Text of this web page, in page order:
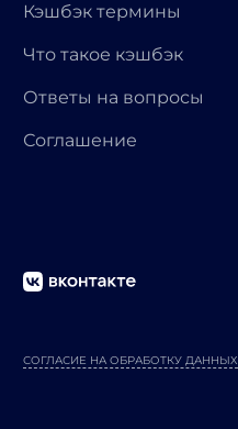
Кэшбэк термины
Что такое кэшбэк
Ответы на вопросы
Соглашение
СОГЛАСИЕ НА ОБРАБОТКУ ДАННЫХ